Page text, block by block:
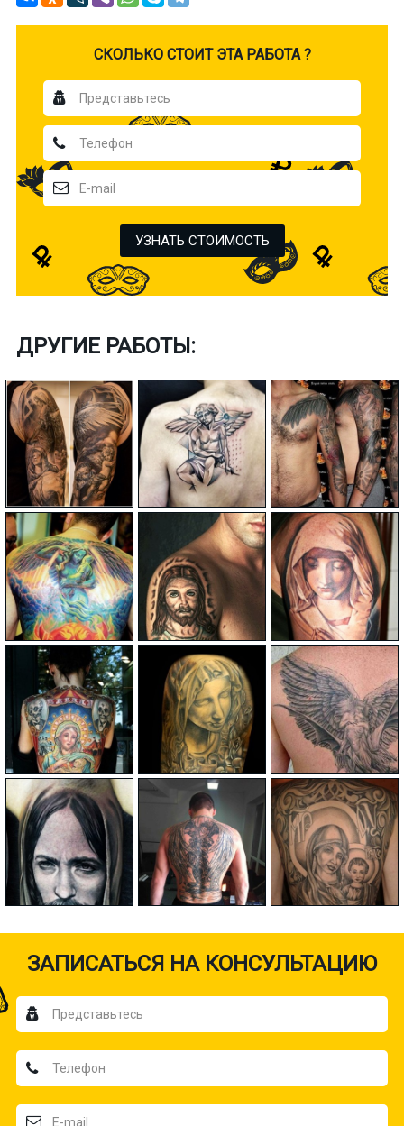
CКОЛЬКО СТОИТ ЭТА РАБОТА ?
УЗНАТЬ СТОИМОСТЬ
ДРУГИЕ РАБОТЫ:
ЗАПИСАТЬСЯ НА КОНСУЛЬТАЦИЮ